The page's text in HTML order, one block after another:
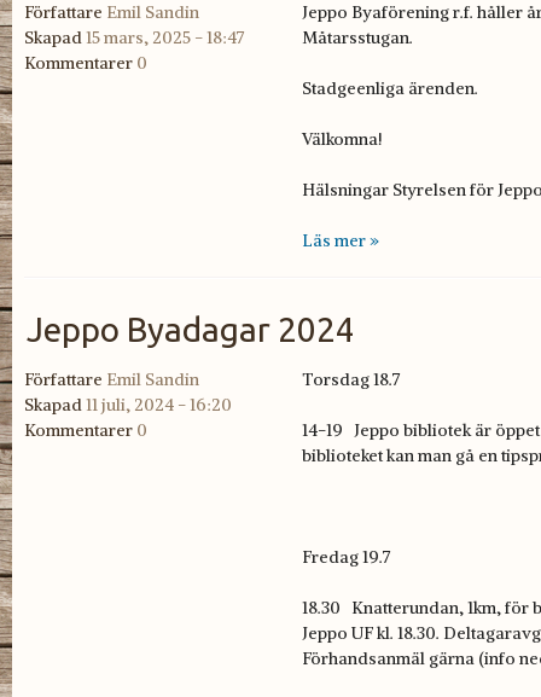
Författare Emil Sandin
Skapad15 mars, 2025 - 18:47
Kommentarer 0
Jeppo Byaförening r.f. håller
Måtarsstugan.
Stadgeenliga ärenden.
Välkomna!
Hälsningar Styrelsen för
Läs mer »
Jeppo Byadagar 2024
Författare Emil Sandin
Skapad11 juli, 2024 - 16:20
Kommentarer 0
Torsdag 18.7
14-19 Jeppo bibliotek är
biblioteket kan man gå en
Fredag 19.7
18.30 Knatterundan, 1km, för
Jeppo UF kl. 18.30.
Förhandsanmäl gärna (info